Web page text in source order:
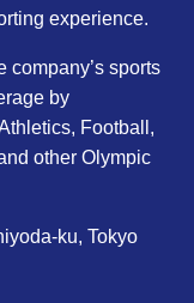
experience.
company’s sports
by
Football,
other Olympic
ku, Tokyo